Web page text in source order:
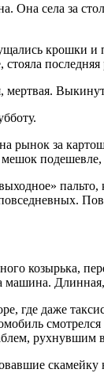
Она села за
крошки и
стояла
мертвая.
рынок за
подешевле,
пальто,
козырька,
машина.
где даже
рухнувшим
скамейку